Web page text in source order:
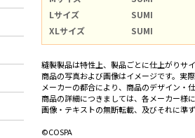
Lサイズ
SUMI
XLサイズ
SUMI
縫製製品は特性上、製品ごとに仕上がりサ
商品の写真および画像はイメージです。実
メーカーの都合により、商品のデザイン・
商品の詳細につきましては、各メーカー様
画像・テキストの無断転載、及びそれに準
©COSPA